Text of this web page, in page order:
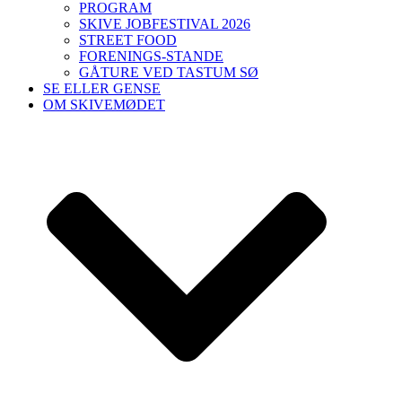
PROGRAM
SKIVE JOBFESTIVAL 2026
STREET FOOD
FORENINGS-STANDE
GÅTURE VED TASTUM SØ
SE ELLER GENSE
OM SKIVEMØDET